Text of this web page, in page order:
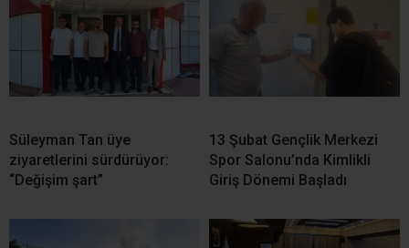
Süleyman Tan üye
ziyaretlerini sürdürüyor:
“Değişim şart”
13 Şubat Gençlik Merkezi
Spor Salonu’nda Kimlikli
Giriş Dönemi Başladı